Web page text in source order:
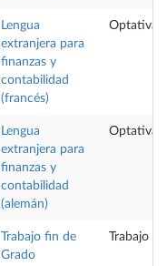
Lengua
extranjera para
finanzas y
contabilidad
(francés)
Optativa
Lengua
extranjera para
finanzas y
contabilidad
(alemán)
Optativa
Trabajo fin de
Grado
Trabajo